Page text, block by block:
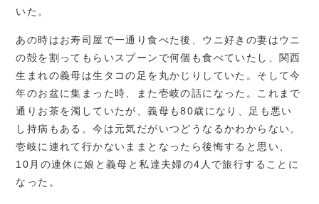
いた。
あの時はお寿司屋で一通り食べた後、ウニ好きの妻はウニ
の殻を割ってもらいスプーンで何個も食べていたし、関西
生まれの義母は生タコの足を丸かじりしていた。そして今
年のお盆に集まった時、また壱岐の話になった。これまで
通りお茶を濁していたが、義母も80歳になり、足も悪い
し持病もある。今は元気だがいつどうなるかわからない。
壱岐に連れて行かないままとなったら後悔すると思い、
10月の連休に娘と義母と私達夫婦の4人で旅行することに
なった。